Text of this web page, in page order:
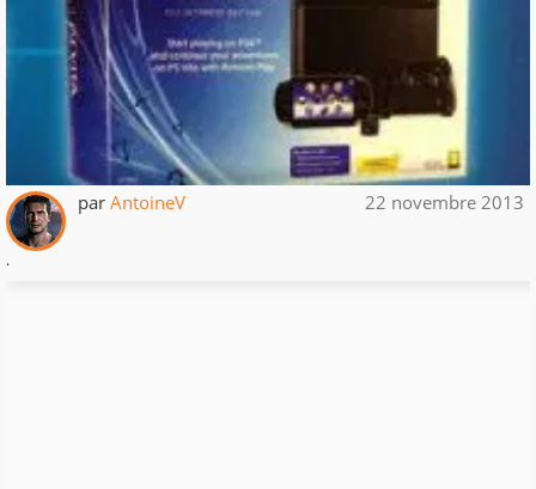
par AntoineV 22 novembre 2013
.